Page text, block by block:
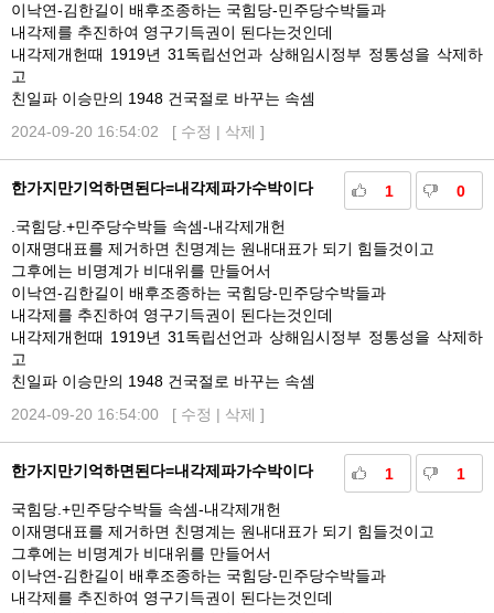
이낙연-김한길이 배후조종하는 국힘당-민주당수박들과
내각제를 추진하여 영구기득권이 된다는것인데
내각제개헌때 1919년 31독립선언과 상해임시정부 정통성을 삭제하
고
친일파 이승만의 1948 건국절로 바꾸는 속셈
2024-09-20 16:54:02 [ 수정 | 삭제 ]
1 0
한가지만기억하면된다=내각제파가수박이다
.국힘당.+민주당수박들 속셈-내각제개헌
이재명대표를 제거하면 친명계는 원내대표가 되기 힘들것이고
그후에는 비명계가 비대위를 만들어서
이낙연-김한길이 배후조종하는 국힘당-민주당수박들과
내각제를 추진하여 영구기득권이 된다는것인데
내각제개헌때 1919년 31독립선언과 상해임시정부 정통성을 삭제하
고
친일파 이승만의 1948 건국절로 바꾸는 속셈
2024-09-20 16:54:00 [ 수정 | 삭제 ]
1 1
한가지만기억하면된다=내각제파가수박이다
국힘당.+민주당수박들 속셈-내각제개헌
이재명대표를 제거하면 친명계는 원내대표가 되기 힘들것이고
그후에는 비명계가 비대위를 만들어서
이낙연-김한길이 배후조종하는 국힘당-민주당수박들과
내각제를 추진하여 영구기득권이 된다는것인데